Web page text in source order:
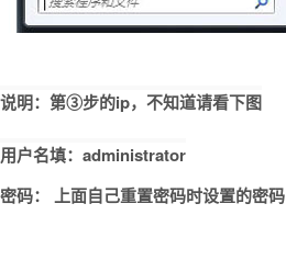
说明：第③步的ip，不知道请看下图
用户名填：administrator
密码： 上面自己重置密码时设置的密码